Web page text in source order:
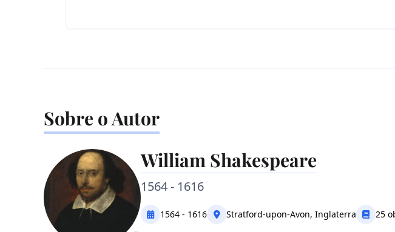
Sobre o Autor
William Shakespeare
1564 - 1616
1564 - 1616 Stratford-upon-Avon, Inglaterra 25